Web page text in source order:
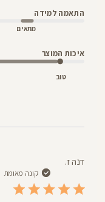
התאמה למידה
מתאים
איכות המוצר
טוב
דנה ז.
קונה מאומת